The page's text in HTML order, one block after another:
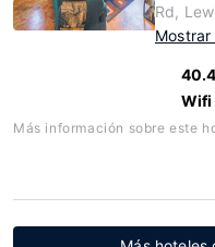
Rd,
Mostrar
Wifi
Más información sobre este